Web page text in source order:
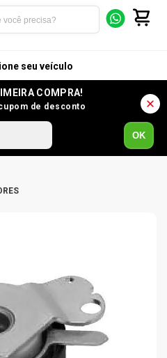
seu veículo
COMPRA!
de desconto
OK